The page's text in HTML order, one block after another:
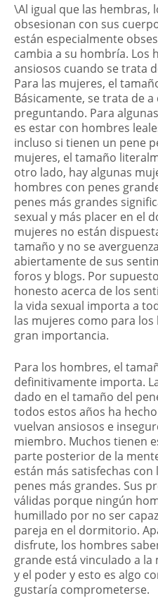
\Al igual que las hembras,
obsesionan con sus
están especialmente
cambia a su hombría. Los
ansiosos cuando se trata
Para las mujeres, el
Básicamente, se trata de a
preguntando. Para
es estar con hombres
incluso si tienen un pene
mujeres, el tamaño
otro lado, hay algunas
hombres con penes
penes más grandes
sexual y más placer en el
mujeres no están
tamaño y no se
abiertamente de sus
foros y blogs. Por
honesto acerca de los
la vida sexual importa a
las mujeres como para
gran importancia.
Para los hombres, el
definitivamente importa.
dado en el tamaño del
todos estos años ha
vuelvan ansiosos e
miembro. Muchos tienen
parte posterior de la
están más satisfechas
penes más grandes. Sus
válidas porque ningún
humillado por no ser
pareja en el dormitorio.
disfrute, los hombres
grande está vinculado a
y el poder y esto es algo
gustaría comprometerse.